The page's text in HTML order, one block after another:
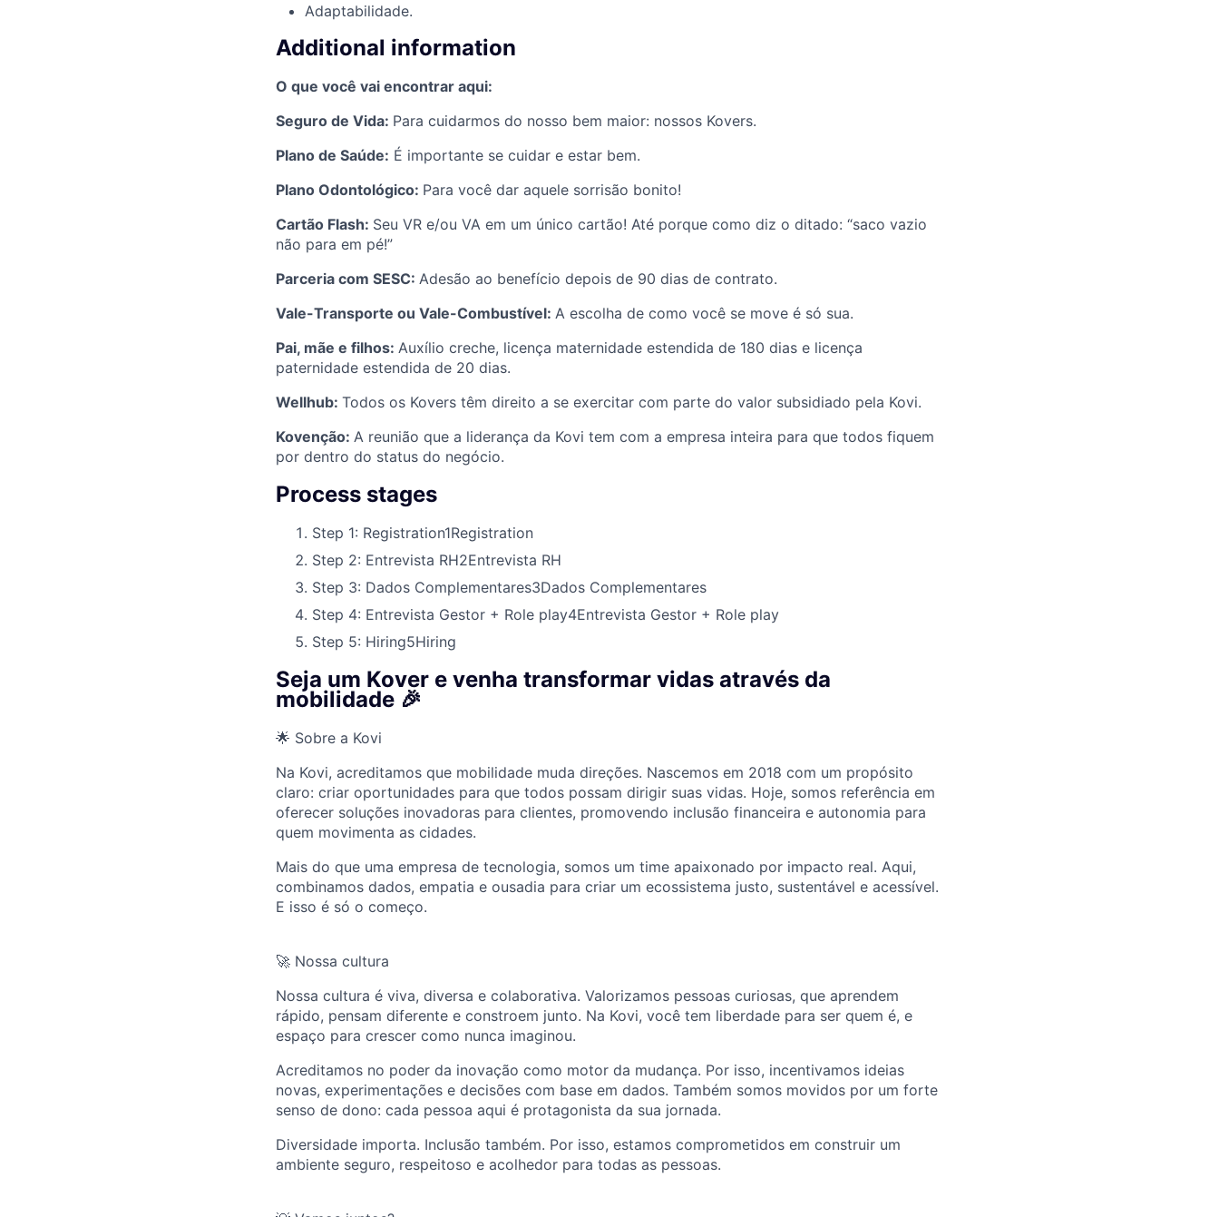
Adaptabilidade.
Additional information
O que você vai encontrar aqui:
Seguro de Vida: Para cuidarmos do nosso bem maior: nossos Kovers.
Plano de Saúde: É importante se cuidar e estar bem.
Plano Odontológico: Para você dar aquele sorrisão bonito!
Cartão Flash: Seu VR e/ou VA em um único cartão! Até porque como diz o ditado: “saco vazio
não para em pé!”
Parceria com SESC: Adesão ao benefício depois de 90 dias de contrato.
Vale-Transporte ou Vale-Combustível: A escolha de como você se move é só sua.
Pai, mãe e filhos: Auxílio creche, licença maternidade estendida de 180 dias e licença
paternidade estendida de 20 dias.
Wellhub: Todos os Kovers têm direito a se exercitar com parte do valor subsidiado pela Kovi.
Kovenção: A reunião que a liderança da Kovi tem com a empresa inteira para que todos fiquem
por dentro do status do negócio.
Process stages
Step 1: Registration1Registration
Step 2: Entrevista RH2Entrevista RH
Step 3: Dados Complementares3Dados Complementares
Step 4: Entrevista Gestor + Role play4Entrevista Gestor + Role play
Step 5: Hiring5Hiring
Seja um Kover e venha transformar vidas através da
mobilidade 🎉
🌟 Sobre a Kovi
Na Kovi, acreditamos que mobilidade muda direções. Nascemos em 2018 com um propósito
claro: criar oportunidades para que todos possam dirigir suas vidas. Hoje, somos referência em
oferecer soluções inovadoras para clientes, promovendo inclusão financeira e autonomia para
quem movimenta as cidades.
Mais do que uma empresa de tecnologia, somos um time apaixonado por impacto real. Aqui,
combinamos dados, empatia e ousadia para criar um ecossistema justo, sustentável e acessível.
E isso é só o começo.
🚀 Nossa cultura
Nossa cultura é viva, diversa e colaborativa. Valorizamos pessoas curiosas, que aprendem
rápido, pensam diferente e constroem junto. Na Kovi, você tem liberdade para ser quem é, e
espaço para crescer como nunca imaginou.
Acreditamos no poder da inovação como motor da mudança. Por isso, incentivamos ideias
novas, experimentações e decisões com base em dados. Também somos movidos por um forte
senso de dono: cada pessoa aqui é protagonista da sua jornada.
Diversidade importa. Inclusão também. Por isso, estamos comprometidos em construir um
ambiente seguro, respeitoso e acolhedor para todas as pessoas.